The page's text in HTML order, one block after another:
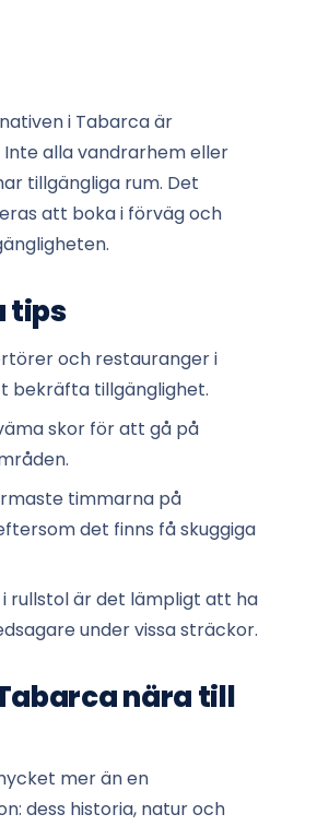
i Tabarca är
Inte alla vandrarhem eller
tillgängliga rum. Det
att boka i förväg och
tips
och restauranger i
bekräfta tillgänglighet.
skor för att gå på
timmarna på
det finns få skuggiga
i rullstol är det lämpligt att ha
under vissa sträckor.
nära till
mer än en
dess historia, natur och